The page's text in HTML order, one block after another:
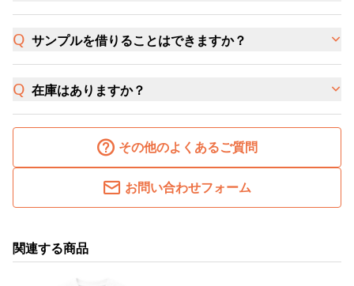
サンプルを借りることはできますか？
在庫はありますか？
その他のよくあるご質問
お問い合わせフォーム
関連する商品